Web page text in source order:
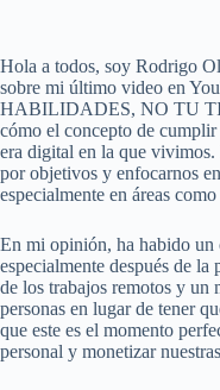
Hola a todos, soy Rodrigo
sobre mi último video en
HABILIDADES, NO TU
cómo el concepto de
era digital en la que vivimos.
por objetivos y enfocarnos
especialmente en áreas
En mi opinión, ha habido un
especialmente después de
de los trabajos remotos y un
personas en lugar de tener
que este es el momento
personal y monetizar